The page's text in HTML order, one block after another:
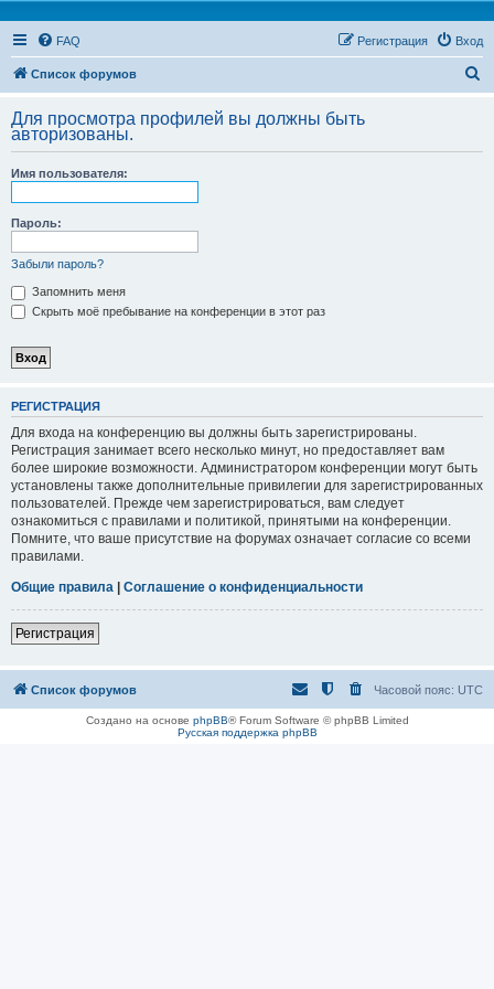
FAQ Вход
Регистрация
Список форумов
с
Для просмотра профилей вы должны быть
авторизованы.
Имя пользователя:
Пароль:
Забыли пароль?
Запомнить меня
Скрыть моё пребывание на конференции в этот раз
РЕГИСТРАЦИЯ
Для входа на конференцию вы должны быть зарегистрированы.
Регистрация занимает всего несколько минут, но предоставляет вам
более широкие возможности. Администратором конференции могут быть
установлены также дополнительные привилегии для зарегистрированных
пользователей. Прежде чем зарегистрироваться, вам следует
ознакомиться с правилами и политикой, принятыми на конференции.
Помните, что ваше присутствие на форумах означает согласие со всеми
правилами.
Общие правила | Соглашение о конфиденциальности
Регистрация
Список форумов Часовой пояс: UTC
Создано на основе phpBB® Forum Software © phpBB Limited
Русская поддержка phpBB